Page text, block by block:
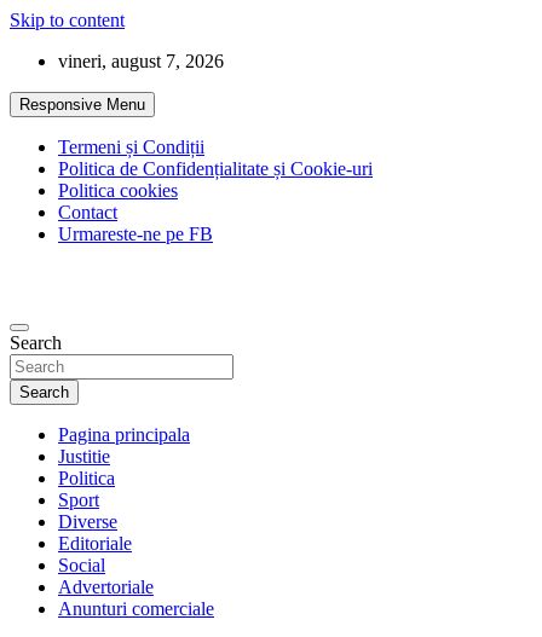
Skip to content
vineri, august 7, 2026
Responsive Menu
Termeni și Condiții
Politica de Confidențialitate și Cookie-uri
Politica cookies
Contact
Urmareste-ne pe FB
Search
Search
Pagina principala
Justitie
Politica
Sport
Diverse
Editoriale
Social
Advertoriale
Anunturi comerciale